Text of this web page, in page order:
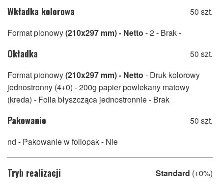
Wkładka kolorowa
50 szt.
Format pionowy(210x297 mm) - Netto - 2- Brak-
Okładka
50 szt.
Format pionowy(210x297 mm) - Netto - Druk kolorowy
jednostronny (4+0) - 200g papier powlekany matowy
(kreda) - Folia błyszcząca jednostronnie- Brak
Pakowanie
50 szt.
nd - Pakowanie w foliopak- Nie
Tryb realizacji Standard (+0%)